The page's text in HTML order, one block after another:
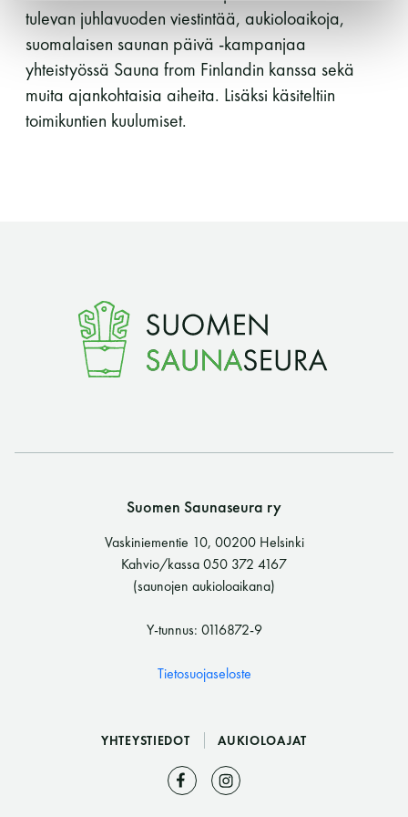
Y-tunnus: 0116872-9
Tietosuojaseloste
YHTEYSTIEDOT
saunomistapoja, joiden perustana on toisten
saunarauhan kunnioittaminen. Seura vaalii
saunakulttuuria ja pyrkii kehittämään suomalaista
saunaa ja edistämään sitä koskevaa tutkimusta.
tulevan juhlavuoden viestintää, aukioloaikoja,
suomalaisen saunan päivä -kampanjaa
yhteistyössä Sauna from Finlandin kanssa sekä
muita ajankohtaisia aiheita. Lisäksi käsiteltiin
toimikuntien kuulumiset.
Suomen Saunaseura ry
Vaskiniementie 10, 00200 Helsinki
Kahvio/kassa 050 372 4167
(saunojen aukioloaikana)
Y-tunnus: 0116872-9
Tietosuojaseloste
YHTEYSTIEDOT AUKIOLOAJAT